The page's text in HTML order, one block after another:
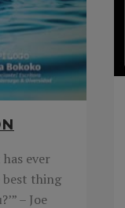
ever
best thing
– Joe